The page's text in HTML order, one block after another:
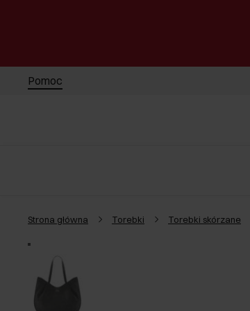
Pomoc
Strona główna Torebki Torebki skórzane